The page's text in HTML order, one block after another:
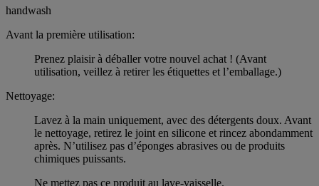
handwash
Avant la première utilisation:
Prenez plaisir à déballer votre nouvel achat ! (Avant
utilisation, veillez à retirer les étiquettes et l’emballage.)
Nettoyage:
Lavez à la main uniquement, avec des détergents doux. Avant
le nettoyage, retirez le joint en silicone et rincez abondamment
après. N’utilisez pas d’éponges abrasives ou de produits
chimiques puissants.
Ne mettez pas ce produit au lave-vaisselle.